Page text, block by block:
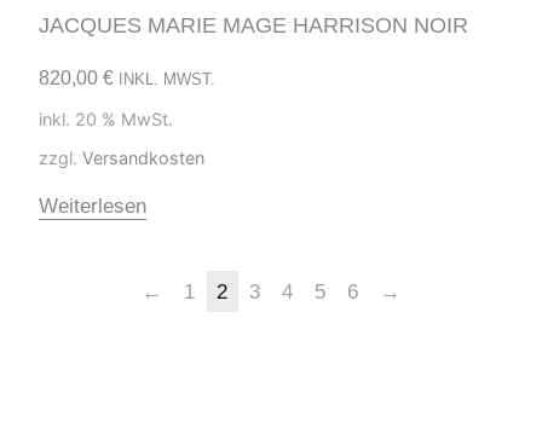
JACQUES MARIE MAGE HARRISON NOIR
820,00 € INKL. MWST.
inkl. 20 % MwSt.
zzgl. Versandkosten
Weiterlesen
← 1 2 3 4 5 6 →